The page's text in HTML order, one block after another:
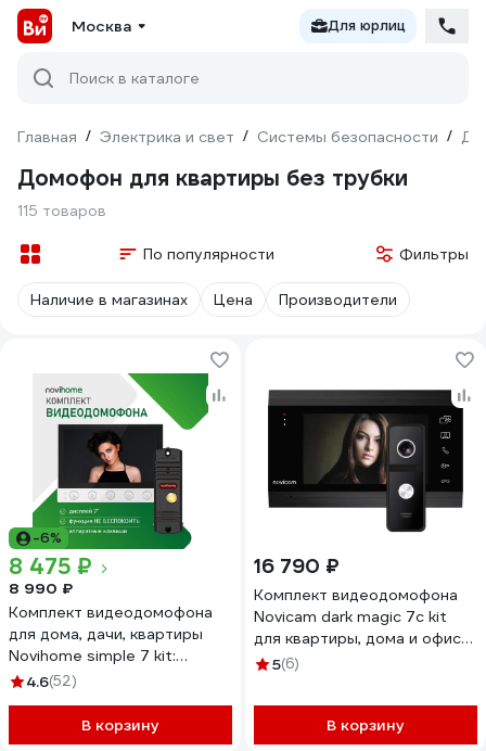
Москва Для юрлиц
Поиск в каталоге
Главная / Электрика и свет / Системы безопасности /
Домофон для квартиры без трубки
115 товаров
По популярности Фильтры
Наличие в магазинах Цена Производители
-6%
8 475 ₽
8 990 ₽
Комплект видеодомофона
для дома, дачи, квартиры
Novihome simple 7 kit:
монитор и вызывная панель
4.6(52)
В корзину
16 790 ₽
Комплект видеодомофона
Novicam dark magic 7c kit
для квартиры, дома и офиса
4222
5(6)
В корзину